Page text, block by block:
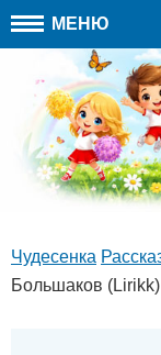
МЕНЮ
Чудесенка
Большаков (Lirikk)